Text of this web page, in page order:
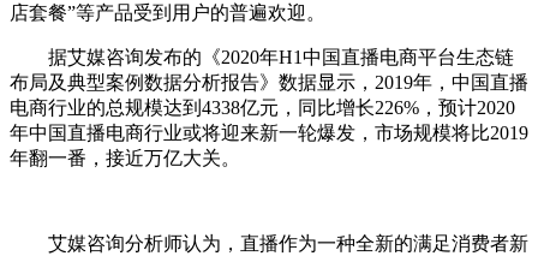
店套餐”等产品受到用户的普遍欢迎。
据艾媒咨询发布的《2020年H1中国直播电商平台生态链
布局及典型案例数据分析报告》数据显示，2019年，中国直播
电商行业的总规模达到4338亿元，同比增长226%，预计2020
年中国直播电商行业或将迎来新一轮爆发，市场规模将比2019
年翻一番，接近万亿大关。
艾媒咨询分析师认为，直播作为一种全新的满足消费者新